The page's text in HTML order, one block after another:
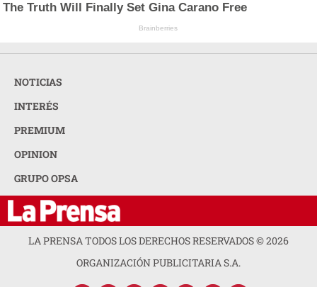
The Truth Will Finally Set Gina Carano Free
Brainberries
NOTICIAS
INTERÉS
PREMIUM
OPINION
GRUPO OPSA
LA PRENSA TODOS LOS DERECHOS RESERVADOS ©2026
ORGANIZACIÓN PUBLICITARIA S.A.